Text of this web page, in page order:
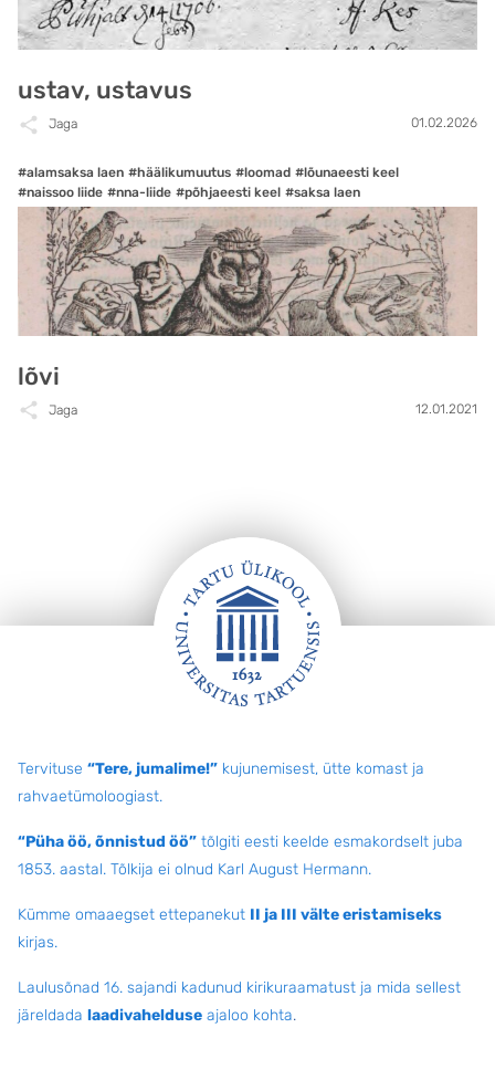
ustav, ustavus
Jaga 01.02.2026
#alamsaksa laen #häälikumuutus #loomad #lõunaeesti keel
#naissoo liide #nna-liide #põhjaeesti keel #saksa laen
lõvi
Jaga 12.01.2021
Tervituse “Tere, jumalime!” kujunemisest, ütte komast ja
rahvaetümoloogiast.
“Püha öö, õnnistud öö” tõlgiti eesti keelde esmakordselt juba
1853. aastal. Tõlkija ei olnud Karl August Hermann.
Kümme omaaegset ettepanekut II ja III välte eristamiseks
kirjas.
Laulusõnad 16. sajandi kadunud kirikuraamatust ja mida sellest
järeldada laadivahelduse ajaloo kohta.